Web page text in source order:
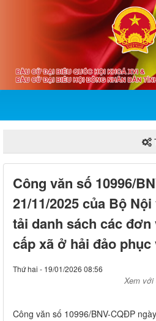
Công văn số 10996/
21/11/2025 của Bộ
tải danh sách các
cấp xã ở hải đảo
Thứ hai - 19/01/2026 08:56
Xem
Công văn số 10996/BNV-CQĐP